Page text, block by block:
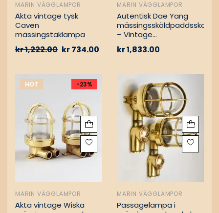
MARIN VÄGGLAMPOR
Äkta vintage tysk
Caven
mässingstaklampa
kr1,222.00 kr734.00
MARIN VÄGGLAMPOR
Autentisk Dae Yang
– Vintage
kr1,833.00
HOT -23%
MARIN VÄGGLAMPOR
Äkta vintage Wiska
MARIN VÄGGLAMPOR
Passagelampa i